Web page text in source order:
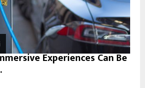
Experiences Can Be